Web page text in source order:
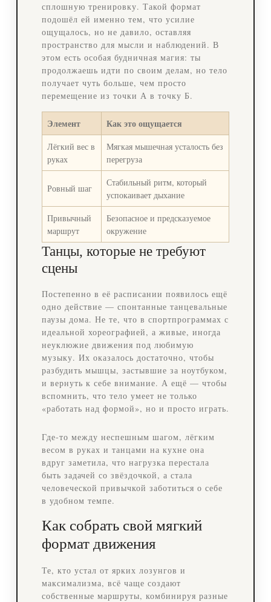
сплошную тренировку. Такой формат
подошёл ей именно тем, что усилие
ощущалось, но не давило, оставляя
пространство для мысли и наблюдений. В
этом есть особая будничная магия: ты
продолжаешь идти по своим делам, но тело
получает чуть больше, чем просто
перемещение из точки А в точку Б.
Элемент Как это ощущается
Лёгкий вес в
руках
Мягкая мышечная усталость без
перегруза
Ровный шаг
Стабильный ритм, который
успокаивает дыхание
Привычный
маршрут
Безопасное и предсказуемое
окружение
Танцы, которые не требуют
сцены
Постепенно в её расписании появилось ещё
одно действие — спонтанные танцевальные
паузы дома. Не те, что в спортпрограммах с
идеальной хореографией, а живые, иногда
неуклюжие движения под любимую
музыку. Их оказалось достаточно, чтобы
разбудить мышцы, застывшие за ноутбуком,
и вернуть к себе внимание. А ещё — чтобы
вспомнить, что тело умеет не только
«работать над формой», но и просто играть.
Где‑то между неспешным шагом, лёгким
весом в руках и танцами на кухне она
вдруг заметила, что нагрузка перестала
быть задачей со звёздочкой, а стала
человеческой привычкой заботиться о себе
в удобном темпе.
Как собрать свой мягкий
формат движения
Те, кто устал от ярких лозунгов и
максимализма, всё чаще создают
собственные маршруты, комбинируя разные